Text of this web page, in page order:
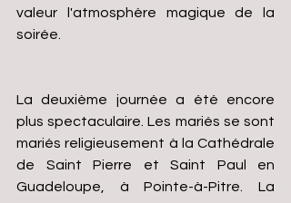
valeur l'atmosphère magique de la
soirée.
La deuxième journée a été encore
plus spectaculaire. Les mariés se sont
mariés religieusement à la Cathédrale
de Saint Pierre et Saint Paul en
Guadeloupe, à Pointe-à-Pitre. La